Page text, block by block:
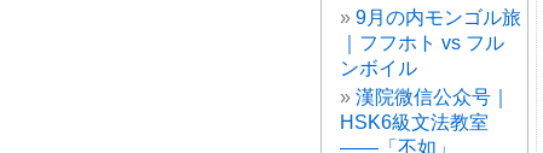
9月の内モンゴル旅
｜フフホト vs フル
ンボイル
漢院微信公众号｜
HSK6級文法教室
——「不如」